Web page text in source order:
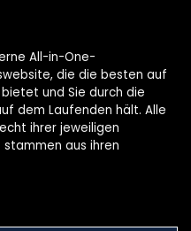
All-in-One-
die die besten auf
und Sie durch die
dem Laufenden hält. Alle
ihrer jeweiligen
aus ihren